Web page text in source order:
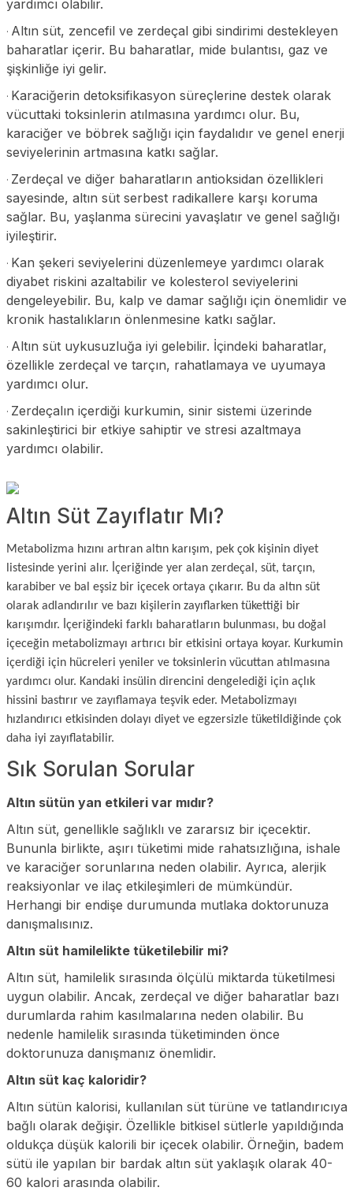
yardımcı olabilir.
· Altın süt, zencefil ve zerdeçal gibi sindirimi destekleyen
baharatlar içerir. Bu baharatlar, mide bulantısı, gaz ve
şişkinliğe iyi gelir.
· Karaciğerin detoksifikasyon süreçlerine destek olarak
vücuttaki toksinlerin atılmasına yardımcı olur. Bu,
karaciğer ve böbrek sağlığı için faydalıdır ve genel enerji
seviyelerinin artmasına katkı sağlar.
· Zerdeçal ve diğer baharatların antioksidan özellikleri
sayesinde, altın süt serbest radikallere karşı koruma
sağlar. Bu, yaşlanma sürecini yavaşlatır ve genel sağlığı
iyileştirir.
· Kan şekeri seviyelerini düzenlemeye yardımcı olarak
diyabet riskini azaltabilir ve kolesterol seviyelerini
dengeleyebilir. Bu, kalp ve damar sağlığı için önemlidir ve
kronik hastalıkların önlenmesine katkı sağlar.
· Altın süt uykusuzluğa iyi gelebilir. İçindeki baharatlar,
özellikle zerdeçal ve tarçın, rahatlamaya ve uyumaya
yardımcı olur.
· Zerdeçalın içerdiği kurkumin, sinir sistemi üzerinde
sakinleştirici bir etkiye sahiptir ve stresi azaltmaya
yardımcı olabilir.
Altın Süt Zayıflatır Mı?
Metabolizma hızını artıran altın karışım, pek çok kişinin diyet
listesinde yerini alır. İçeriğinde yer alan zerdeçal, süt, tarçın,
karabiber ve bal eşsiz bir içecek ortaya çıkarır. Bu da altın süt
olarak adlandırılır ve bazı kişilerin zayıflarken tükettiği bir
karışımdır. İçeriğindeki farklı baharatların bulunması, bu doğal
içeceğin metabolizmayı artırıcı bir etkisini ortaya koyar. Kurkumin
içerdiği için hücreleri yeniler ve toksinlerin vücuttan atılmasına
yardımcı olur. Kandaki insülin direncini dengelediği için açlık
hissini bastırır ve zayıflamaya teşvik eder. Metabolizmayı
hızlandırıcı etkisinden dolayı diyet ve egzersizle tüketildiğinde çok
daha iyi zayıflatabilir.
Sık Sorulan Sorular
Altın sütün yan etkileri var mıdır?
Altın süt, genellikle sağlıklı ve zararsız bir içecektir.
Bununla birlikte, aşırı tüketimi mide rahatsızlığına, ishale
ve karaciğer sorunlarına neden olabilir. Ayrıca, alerjik
reaksiyonlar ve ilaç etkileşimleri de mümkündür.
Herhangi bir endişe durumunda mutlaka doktorunuza
danışmalısınız.
Altın süt hamilelikte tüketilebilir mi?
Altın süt, hamilelik sırasında ölçülü miktarda tüketilmesi
uygun olabilir. Ancak, zerdeçal ve diğer baharatlar bazı
durumlarda rahim kasılmalarına neden olabilir. Bu
nedenle hamilelik sırasında tüketiminden önce
doktorunuza danışmanız önemlidir.
Altın süt kaç kaloridir?
Altın sütün kalorisi, kullanılan süt türüne ve tatlandırıcıya
bağlı olarak değişir. Özellikle bitkisel sütlerle yapıldığında
oldukça düşük kalorili bir içecek olabilir. Örneğin, badem
sütü ile yapılan bir bardak altın süt yaklaşık olarak 40-
60 kalori arasında olabilir.